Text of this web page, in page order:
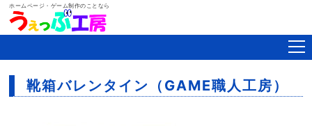
ホームページ・ゲーム制作のことなら
靴箱バレンタイン（GAME職人工房）